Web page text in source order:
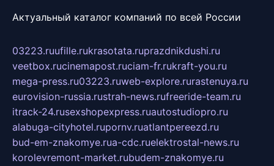
Актуальный каталог компаний по всей России
03223.ruufille.rukrasotata.ruprazdnikdushi.ru
veetbox.rucinemapost.ruciam-fr.rukraft-you.ru
mega-press.ru03223.ruweb-explore.rurastenuya.ru
eurovision-russia.rustrah-news.rufreeride-team.ru
itrack-24.rusexshopexpress.ruautostudiopro.ru
alabuga-cityhotel.rupornv.ruatlantpereezd.ru
bud-em-znakomye.rua-cdc.ruelektrostal-news.ru
korolevremont-market.rubudem-znakomye.ru